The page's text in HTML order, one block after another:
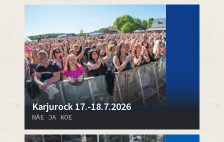
Karjurock 17.-18.7.2026
NÄE JA KOE